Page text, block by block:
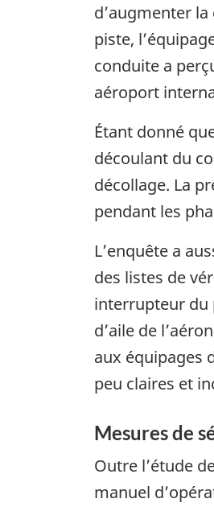
d’augmenter
piste,
conduite a
aéroport
Étant donné
découlant du
décollage. La
pendant les
L’enquête a
des listes de
interrupteur du
d’aile de
aux équipages
peu claires et
Mesures de
Outre l’étude
manuel